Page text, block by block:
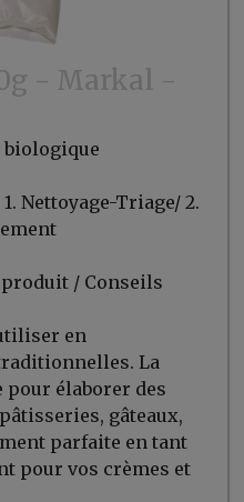
- Markal -
Nettoyage-Triage/ 2.
/ Conseils
en
La
élaborer des
gâteaux,
parfaite en tant
pour vos crèmes et